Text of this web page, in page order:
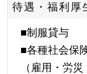
待遇・福利厚
■制服貸与
■各種社会保
（雇用・労